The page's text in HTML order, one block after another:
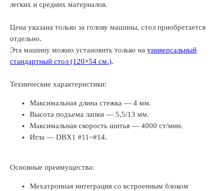
легких и средних материалов.
Цена указана только за голову машины, стол приобретается
отдельно.
Эта машину можно установить только на универсальный
стандартный стол (120×54 см.).
Технические характеристики:
Максимальная длина стежка — 4 мм.
Высота подъема лапки — 5,5/13 мм.
Максимальная скорость шитья — 4000 ст/мин.
Игла — DBX1 #11~#14.
Основные преимущества:
Мехатронная интеграция со встроенным блоком